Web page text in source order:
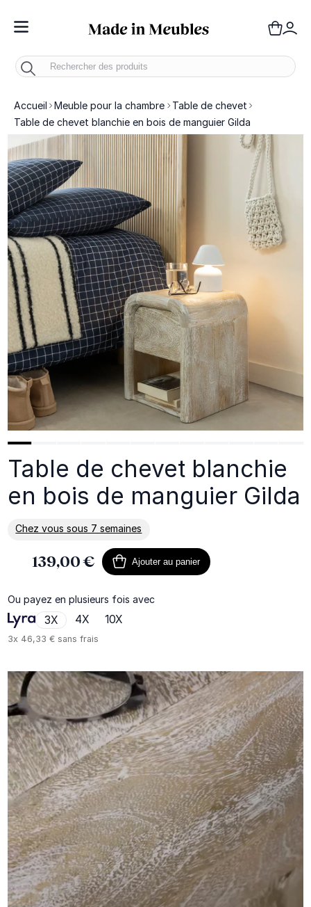
Toggle Nav
Accueil Meuble pour la chambre
Table de chevet
Table de chevet blanchie en bois de manguier Gilda
Table de chevet blanchie
en bois de manguier Gilda
Chez vous sous 7 semaines
En savoir plus sur la livraison
139,00 € Ajouter au panier
Ou payez en plusieurs fois avec
3X 4X 10X
3x 46,33 € sans frais